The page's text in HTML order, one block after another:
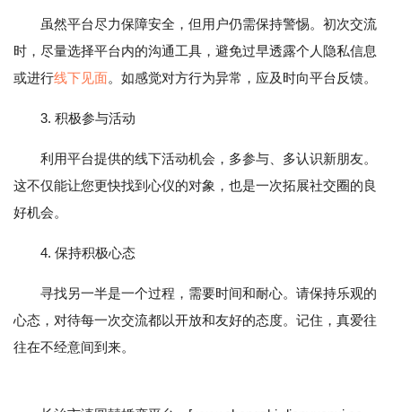
虽然平台尽力保障安全，但用户仍需保持警惕。初次交流
时，尽量选择平台内的沟通工具，避免过早透露个人隐私信息
或进行线下见面。如感觉对方行为异常，应及时向平台反馈。
3. 积极参与活动
利用平台提供的线下活动机会，多参与、多认识新朋友。
这不仅能让您更快找到心仪的对象，也是一次拓展社交圈的良
好机会。
4. 保持积极心态
寻找另一半是一个过程，需要时间和耐心。请保持乐观的
心态，对待每一次交流都以开放和友好的态度。记住，真爱往
往在不经意间到来。